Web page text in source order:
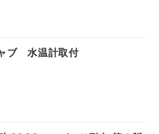
ブ 水温計取付